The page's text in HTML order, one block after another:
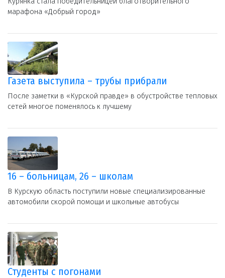
марафона «Добрый город»
Газета выступила – трубы прибрали
После заметки в «Курской правде» в обустройстве тепловых
сетей многое поменялось к лучшему
16 – больницам, 26 – школам
В Курскую область поступили новые специализированные
автомобили скорой помощи и школьные автобусы
Студенты с погонами